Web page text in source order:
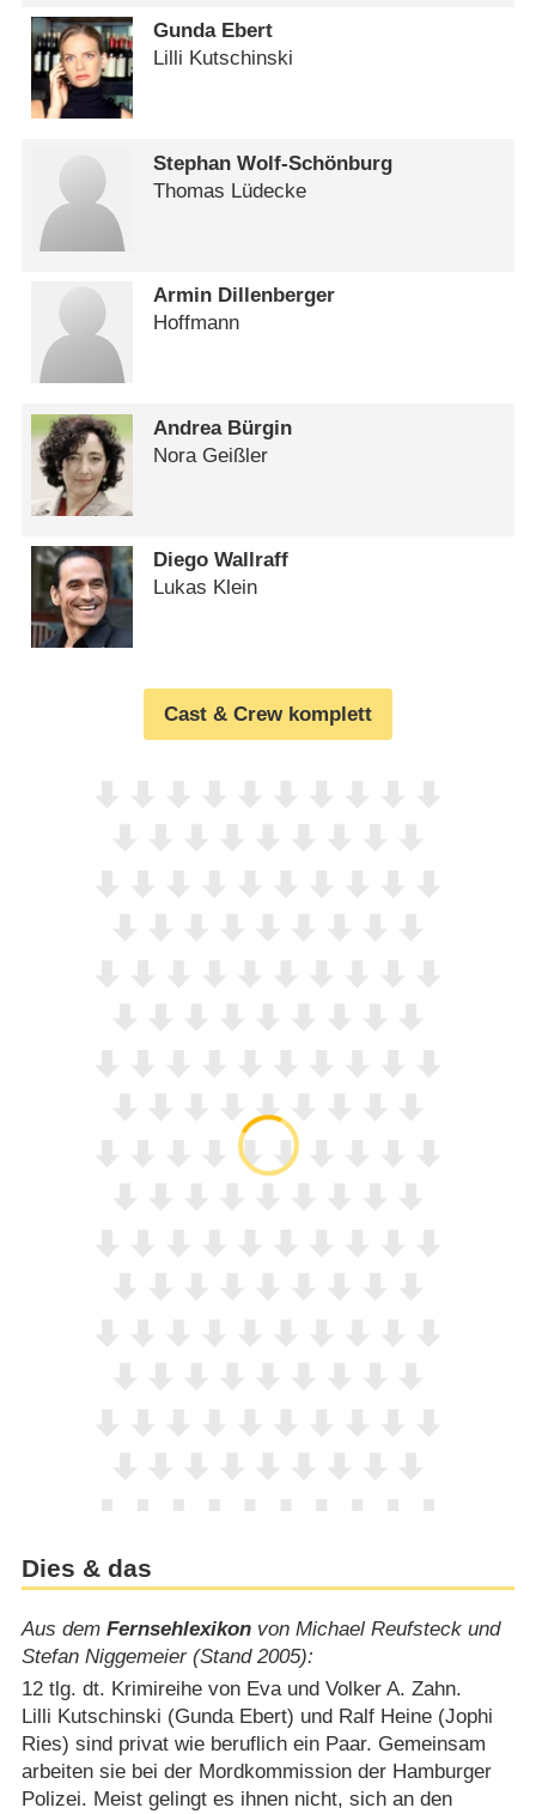
Gunda Ebert
Lilli Kutschinski
Stephan Wolf-Schönburg
Thomas Lüdecke
Armin Dillenberger
Hoffmann
Andrea Bürgin
Nora Geißler
Diego Wallraff
Lukas Klein
Cast & Crew komplett
Dies & das
Aus dem Fernsehlexikonvon Michael Reufsteck und
Stefan Niggemeier (Stand 2005):
12 tlg. dt. Krimireihe von Eva und Volker A. Zahn.
Lilli Kutschinski (Gunda Ebert) und Ralf Heine (Jophi
Ries) sind privat wie beruflich ein Paar. Gemeinsam
arbeiten sie bei der Mordkommission der Hamburger
Polizei. Meist gelingt es ihnen nicht, sich an den